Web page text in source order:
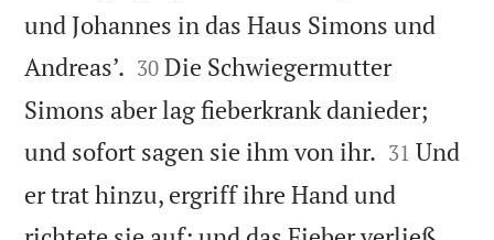
und Johannes in das Haus Simons und
Andreas’. 

30 Die Schwiegermutter
Simons aber lag fieberkrank danieder;
und sofort sagen sie ihm von ihr. 

31 Und
er trat hinzu, ergriff ihre Hand und